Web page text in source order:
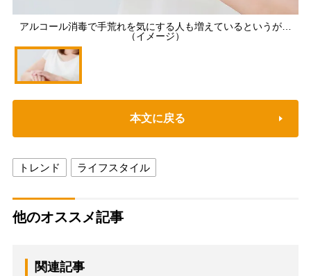
アルコール消毒で手荒れを気にする人も増えているというが…
（イメージ）
本文に戻る
トレンド ライフスタイル
他のオススメ記事
関連記事